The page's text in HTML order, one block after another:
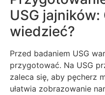
USG
wiedzieć?
Przed badaniem USG
przygotować. Na USG
zaleca się, aby pęcherz
ułatwia zobrazowanie